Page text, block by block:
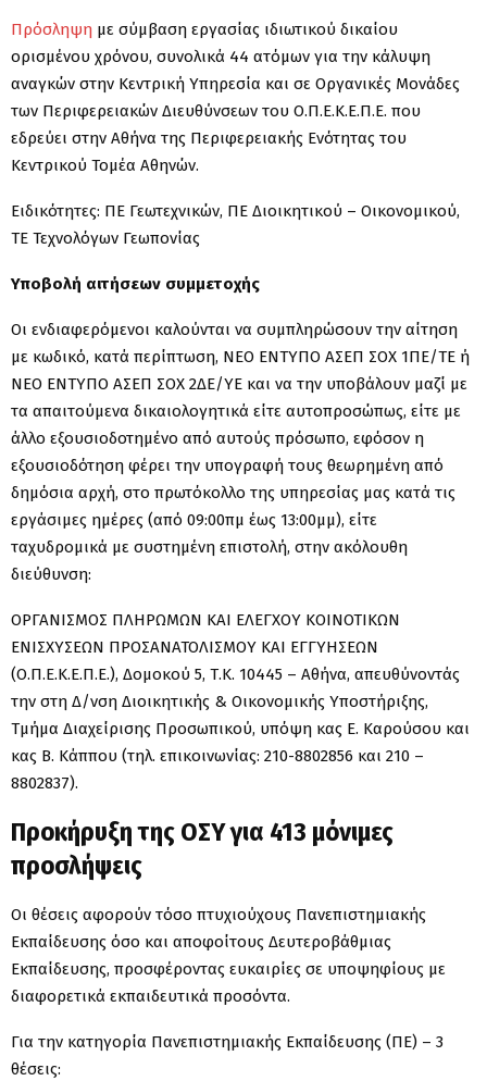
Πρόσληψη με σύμβαση εργασίας ιδιωτικού δικαίου
ορισμένου χρόνου, συνολικά 44 ατόμων για την κάλυψη
αναγκών στην Κεντρική Υπηρεσία και σε Οργανικές Μονάδες
των Περιφερειακών Διευθύνσεων του Ο.Π.Ε.Κ.Ε.Π.Ε. που
εδρεύει στην Αθήνα της Περιφερειακής Ενότητας του
Κεντρικού Τομέα Αθηνών.
Ειδικότητες: ΠΕ Γεωτεχνικών, ΠΕ Διοικητικού – Οικονομικού,
ΤΕ Τεχνολόγων Γεωπονίας
Υποβολή αιτήσεων συμμετοχής
Οι ενδιαφερόμενοι καλούνται να συμπληρώσουν την αίτηση
με κωδικό, κατά περίπτωση, ΝΕΟ ΕΝΤΥΠΟ ΑΣΕΠ ΣΟΧ 1ΠΕ/ΤΕ ή
ΝΕΟ ΕΝΤΥΠΟ ΑΣΕΠ ΣΟΧ 2ΔΕ/ΥΕ και να την υποβάλουν μαζί με
τα απαιτούμενα δικαιολογητικά είτε αυτοπροσώπως, είτε με
άλλο εξουσιοδοτημένο από αυτούς πρόσωπο, εφόσον η
εξουσιοδότηση φέρει την υπογραφή τους θεωρημένη από
δημόσια αρχή, στο πρωτόκολλο της υπηρεσίας μας κατά τις
εργάσιμες ημέρες (από 09:00πμ έως 13:00μμ), είτε
ταχυδρομικά με συστημένη επιστολή, στην ακόλουθη
διεύθυνση:
ΟΡΓΑΝΙΣΜΟΣ ΠΛΗΡΩΜΩΝ ΚΑΙ ΕΛΕΓΧΟΥ ΚΟΙΝΟΤΙΚΩΝ
ΕΝΙΣΧΥΣΕΩΝ ΠΡΟΣΑΝΑΤΟΛΙΣΜΟΥ ΚΑΙ ΕΓΓΥΗΣΕΩΝ
(Ο.Π.Ε.Κ.Ε.Π.Ε.), Δομοκού 5, Τ.Κ. 10445 – Αθήνα, απευθύνοντάς
την στη Δ/νση Διοικητικής & Οικονομικής Υποστήριξης,
Τμήμα Διαχείρισης Προσωπικού, υπόψη κας Ε. Καρούσου και
κας Β. Κάππου (τηλ. επικοινωνίας: 210-8802856 και 210 –
8802837).
Προκήρυξη της ΟΣΥ για 413 μόνιμες
προσλήψεις
Οι θέσεις αφορούν τόσο πτυχιούχους Πανεπιστημιακής
Εκπαίδευσης όσο και αποφοίτους Δευτεροβάθμιας
Εκπαίδευσης, προσφέροντας ευκαιρίες σε υποψηφίους με
διαφορετικά εκπαιδευτικά προσόντα.
Για την κατηγορία Πανεπιστημιακής Εκπαίδευσης (ΠΕ) – 3
θέσεις: